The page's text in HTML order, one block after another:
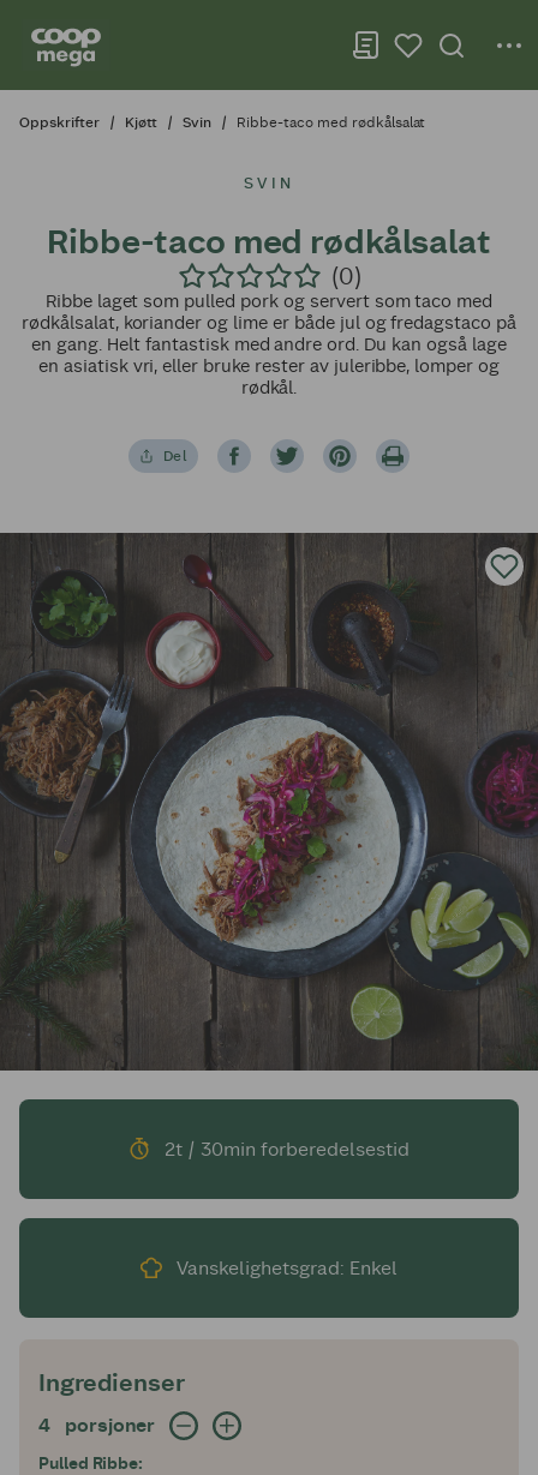
Oppskrifter Kjøtt Svin Ribbe-taco med rødkålsalat
SVIN
Ribbe-taco med rødkålsalat
(0)
Ribbe laget som pulled pork og servert som taco med
rødkålsalat, koriander og lime er både jul og fredagstaco på
en gang. Helt fantastisk med andre ord. Du kan også lage
en asiatisk vri, eller bruke rester av juleribbe, lomper og
rødkål.
Del
2t / 30min forberedelsestid
Vanskelighetsgrad: Enkel
Ingredienser
4 porsjoner
4 porsjoner
Pulled Ribbe: